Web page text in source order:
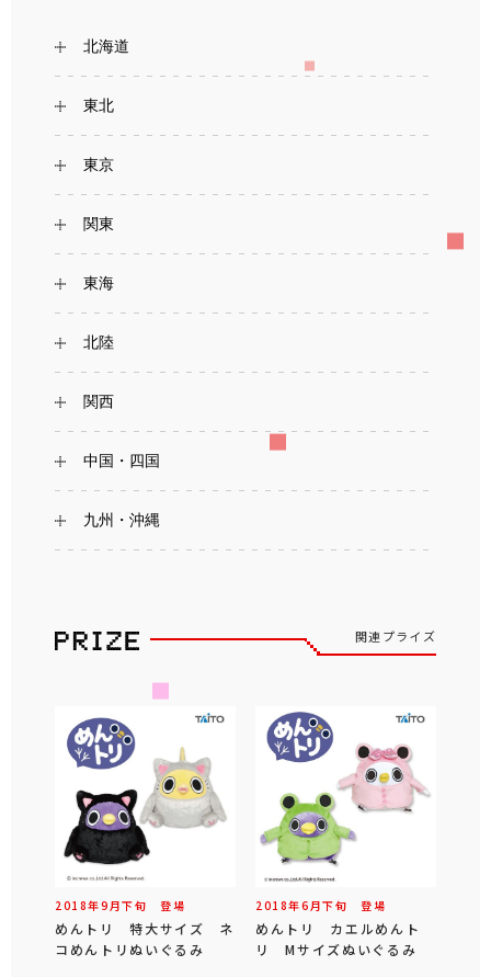
北海道
東北
東京
関東
東海
北陸
関西
中国・四国
九州・沖縄
関連プライズ
2018年9 月下旬 登場
めんトリ 特大サイズ ネ
コめんトリぬいぐるみ
2018年6 月下旬 登場
めんトリ カエルめんト
リ Mサイズぬいぐるみ